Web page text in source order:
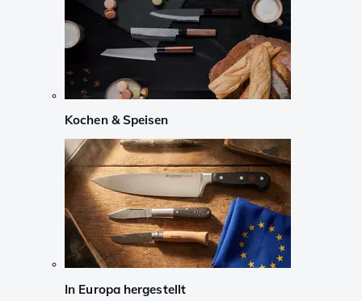
Kochen & Speisen
In Europa hergestellt